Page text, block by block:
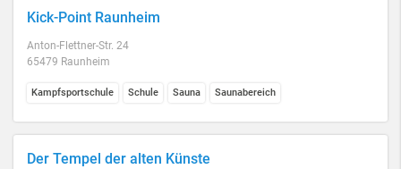
Kick-Point Raunheim
Anton-Flettner-Str. 24
65479 Raunheim
Kampfsportschule Schule Sauna Saunabereich
Der Tempel der alten Künste